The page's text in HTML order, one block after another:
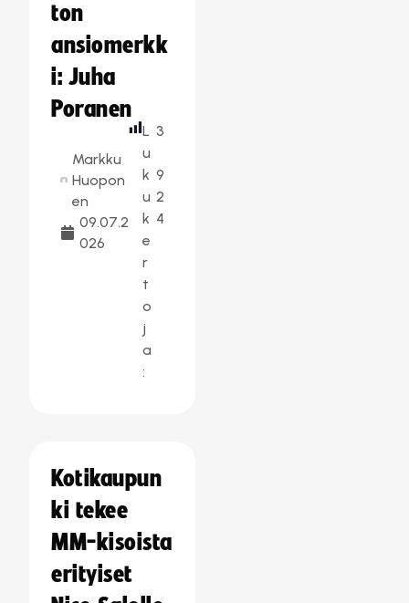
ton
ansiomerkk
i: Juha
Poranen
Markku
Huopon
en
09.07.2
026
L
u
k
u
k
e
r
t
o
j
a
:
3
9
2
4
Kotikaupun
ki tekee
MM-kisoista
erityiset